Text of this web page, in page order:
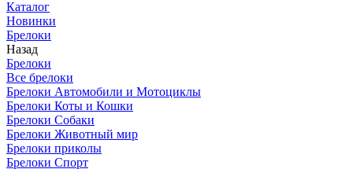
Каталог
Новинки
Брелоки
Назад
Брелоки
Все брелоки
Брелоки Автомобили и Мотоциклы
Брелоки Коты и Кошки
Брелоки Собаки
Брелоки Животный мир
Брелоки приколы
Брелоки Спорт